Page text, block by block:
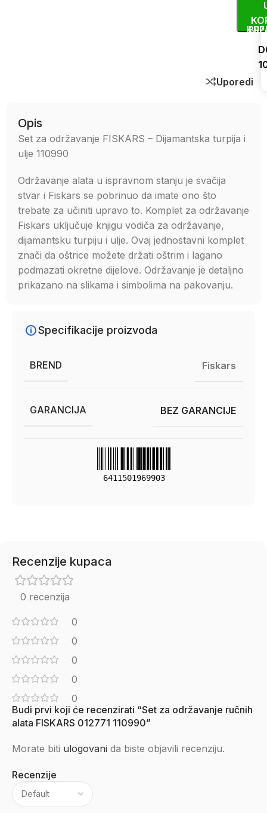
Uporedi
Opis
Set za održavanje FISKARS – Dijamantska turpija i
ulje 110990
Održavanje alata u ispravnom stanju je svačija
stvar i Fiskars se pobrinuo da imate ono što
trebate za učiniti upravo to. Komplet za održavanje
Fiskars uključuje knjigu vodiča za održavanje,
dijamantsku turpiju i ulje. Ovaj jednostavni komplet
znači da oštrice možete držati oštrim i lagano
podmazati okretne dijelove. Održavanje je detaljno
prikazano na slikama i simbolima na pakovanju.
Specifikacije proizvoda
BREND Fiskars
GARANCIJA BEZ GARANCIJE
6411501969903
Recenzije kupaca
0 recenzija
0
0
0
0
0
Recenzije
Budi prvi koji će recenzirati “Set za održavanje ručnih
alata FISKARS 012771 110990”
Morate biti ulogovani da biste objavili recenziju.